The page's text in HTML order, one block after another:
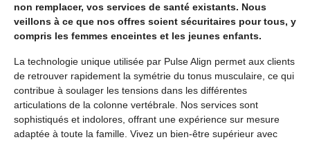
non remplacer, vos services de santé existants. Nous
veillons à ce que nos offres soient sécuritaires pour tous, y
compris les femmes enceintes et les jeunes enfants.
La technologie unique utilisée par Pulse Align permet aux clients
de retrouver rapidement la symétrie du tonus musculaire, ce qui
contribue à soulager les tensions dans les différentes
articulations de la colonne vertébrale. Nos services sont
sophistiqués et indolores, offrant une expérience sur mesure
adaptée à toute la famille. Vivez un bien-être supérieur avec